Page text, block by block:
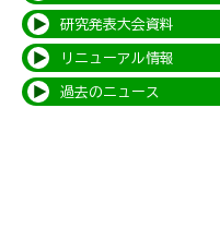
研究発表大会資料
リニューアル情報
過去のニュース